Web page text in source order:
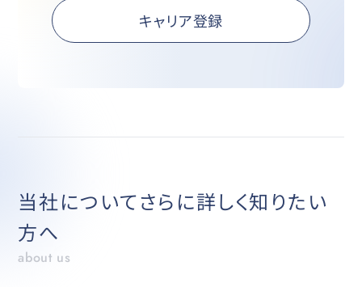
キャリア登録
当社についてさらに詳しく知りたい
方へ
about us